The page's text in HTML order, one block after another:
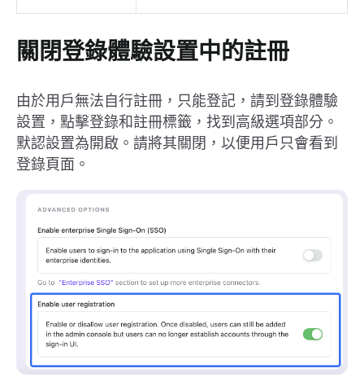
關閉登錄體驗設置中的註冊
由於用戶無法自行註冊，只能登記，請到登錄體驗
設置，點擊登錄和註冊標籤，找到高級選項部分。
默認設置為開啟。請將其關閉，以便用戶只會看到
登錄頁面。